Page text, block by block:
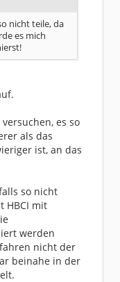
nicht teile, da
es mich
es so
als das
ist, an das
so nicht
HBCI mit
werden
nicht der
beinahe in der